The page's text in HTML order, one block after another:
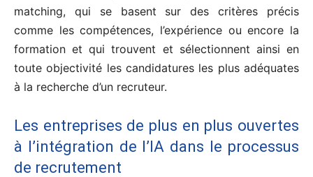
matching, qui se basent sur des critères précis
comme les compétences, l’expérience ou encore la
formation et qui trouvent et sélectionnent ainsi en
toute objectivité les candidatures les plus adéquates
à la recherche d’un recruteur.
Les entreprises de plus en plus ouvertes
à l’intégration de l’IA dans le processus
de recrutement